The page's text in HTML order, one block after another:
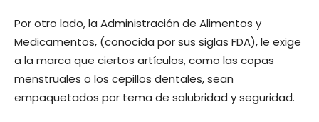
Por otro lado, la Administración de Alimentos y
Medicamentos, (conocida por sus siglas FDA), le exige
a la marca que ciertos artículos, como las copas
menstruales o los cepillos dentales, sean
empaquetados por tema de salubridad y seguridad.